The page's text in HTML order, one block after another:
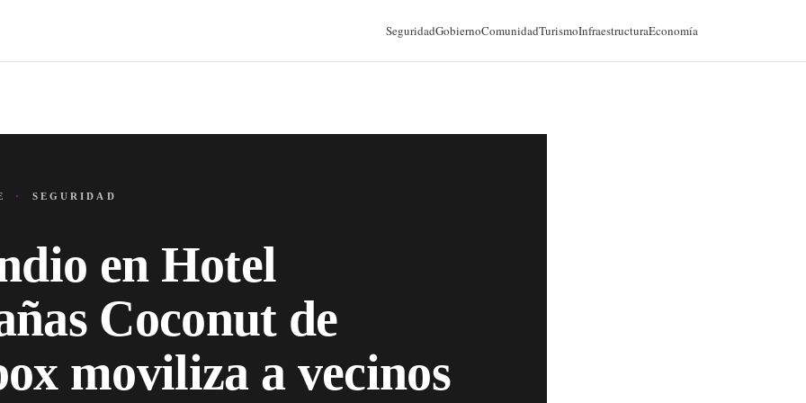
SeguridadGobiernoComunidadTurismoInfraestructuraEconomía
· SEGURIDAD
en Hotel
Coconut de
moviliza a vecinos